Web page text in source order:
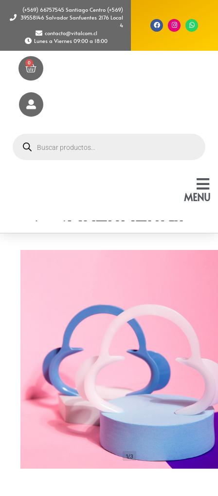
(+569) 66757545 Santiago Centro (+569)
39558146 Salvador Sanfuentes 2176 Local
4
contacto@vitalcom.cl
Lunes a Viernes 09:00 a 18:00
MENU
0
1/3